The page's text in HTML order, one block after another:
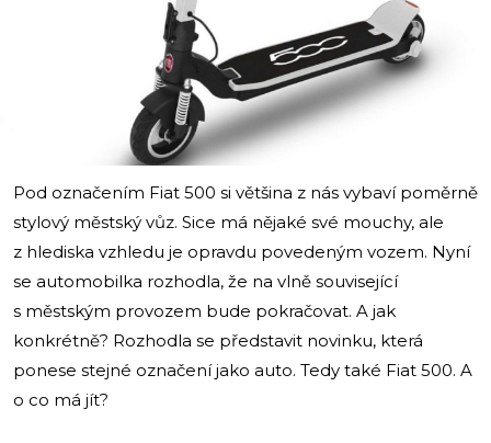
Pod označením Fiat 500 si většina z nás vybaví poměrně
stylový městský vůz. Sice má nějaké své mouchy, ale
z hlediska vzhledu je opravdu povedeným vozem. Nyní
se automobilka rozhodla, že na vlně související
s městským provozem bude pokračovat. A jak
konkrétně? Rozhodla se představit novinku, která
ponese stejné označení jako auto. Tedy také Fiat 500. A
o co má jít?